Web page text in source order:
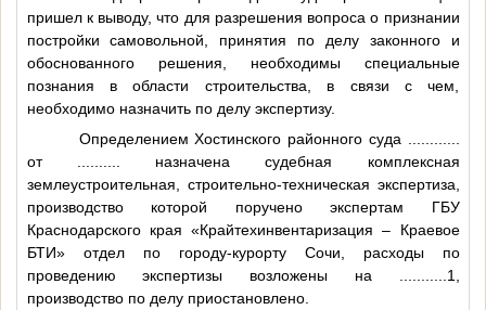
пришел к выводу, что для разрешения вопроса о признании
постройки самовольной, принятия по делу законного и
обоснованного решения, необходимы специальные
познания в области строительства, в связи с чем,
необходимо назначить по делу экспертизу.
Определением Хостинского районного суда
от
назначена судебная комплексная
землеустроительная, строительно-техническая экспертиза,
производство которой поручено экспертам ГБУ
Краснодарского края «Крайтехинвентаризация – Краевое
БТИ» отдел по городу-курорту Сочи, расходы по
проведению экспертизы возложены на
...........1
производство по делу приостановлено.